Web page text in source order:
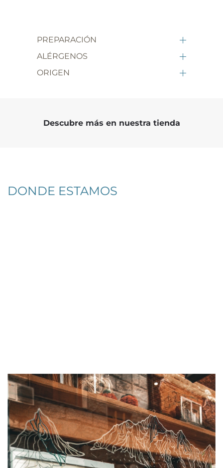
PREPARACIÓN
ALÉRGENOS
ORIGEN
Descubre más en nuestra tienda
DONDE ESTAMOS